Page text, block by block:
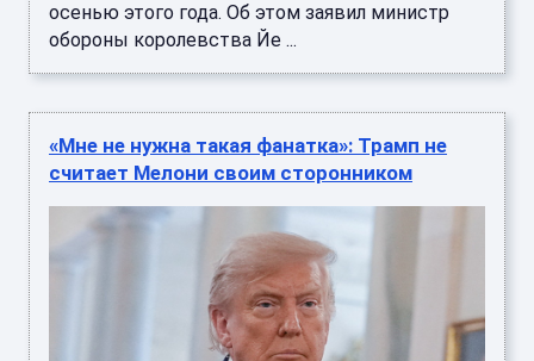
осенью этого года. Об этом заявил министр
обороны королевства Йе ...
«Мне не нужна такая фанатка»: Трамп не
считает Мелони своим сторонником